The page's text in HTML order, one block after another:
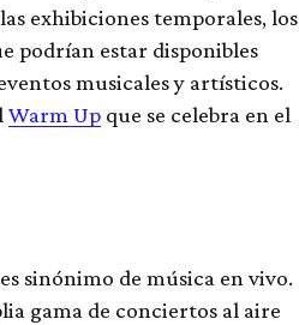
exhibiciones temporales, los
podrían estar disponibles
musicales y artísticos.
Warm Up que se celebra en el
sinónimo de música en vivo.
gama de conciertos al aire